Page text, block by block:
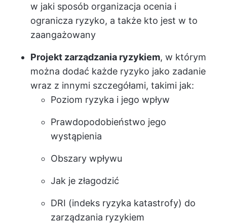
w jaki sposób organizacja ocenia i
ogranicza ryzyko, a także kto jest w to
zaangażowany
Projekt zarządzania ryzykiem, w którym
można dodać każde ryzyko jako zadanie
wraz z innymi szczegółami, takimi jak:
Poziom ryzyka i jego wpływ
Prawdopodobieństwo jego
wystąpienia
Obszary wpływu
Jak je złagodzić
DRI (indeks ryzyka katastrofy) do
zarządzania ryzykiem